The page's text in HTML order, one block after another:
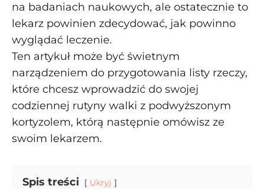
na badaniach naukowych, ale ostatecznie to
lekarz powinien zdecydować, jak powinno
wyglądać leczenie.
Ten artykuł może być świetnym
narządzeniem do przygotowania listy rzeczy,
które chcesz wprowadzić do swojej
codziennej rutyny walki z podwyższonym
kortyzolem, którą następnie omówisz ze
swoim lekarzem.
Spis treści Ukryj